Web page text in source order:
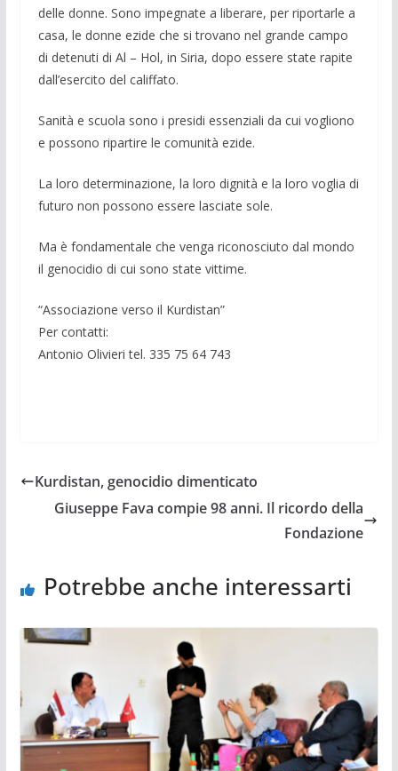
delle donne. Sono impegnate a li­berare, per riportarle a
casa, le donne ezide che si trovano nel grande campo
di detenuti di Al – Hol, in Siria, dopo essere sta­te rapite
dall’esercito del califfato.
Sanità e scuola sono i presidi essenziali da cui vogliono
e pos­sono ripartire le comunità ezide.
La loro determinazione, la loro dignità e la loro voglia di
futuro non possono essere lasciate sole.
Ma è fondamentale che venga riconosciuto dal mondo
il geno­cidio di cui sono state vittime.
“Associazione verso il Kurdistan”
Per contatti:
Antonio Olivieri tel. 335 75 64 743
Kurdistan, genocidio dimenticato
Giuseppe Fava compie 98 anni. Il ricordo della
Fondazione
Potrebbe anche interessarti